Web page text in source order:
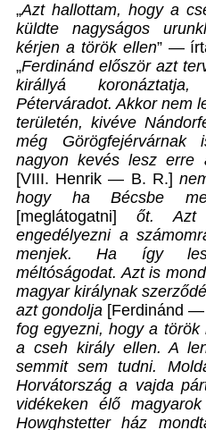
„Azt hallottam, hogy a
küldte nagyságos
kérjen a török ellen” —
„Ferdinánd először azt
királlyá
Péterváradot. Akkor nem
területén, kivéve
még
nagyon kevés lesz
[VIII. Henrik — B. R.]
hogy ha Bécsbe
[meglátogatni]őt. Azt
engedélyezni a
menjek. Ha így
méltóságodat. Azt is
magyar királynak
azt gondolja [Ferdinánd —
fog egyezni, hogy a
a cseh király ellen. A
semmit sem tudni.
Horvátország a vajda
vidékeken élő
Howghstetter ház